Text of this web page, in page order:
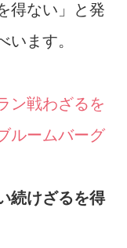
得ない」と発
います。
ン戦わざるを
ルームバーグ
続けざるを得